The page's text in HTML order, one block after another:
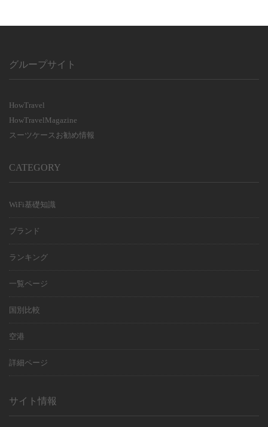
グループサイト
HowTravel
HowTravelMagazine
スーツケースお勧め情報
CATEGORY
WiFi基礎知識
ブランド
ランキング
一覧ページ
国別比較
空港
詳細ページ
サイト情報